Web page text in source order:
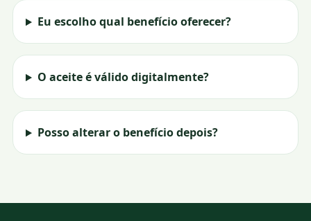
Eu escolho qual benefício oferecer?
O aceite é válido digitalmente?
Posso alterar o benefício depois?